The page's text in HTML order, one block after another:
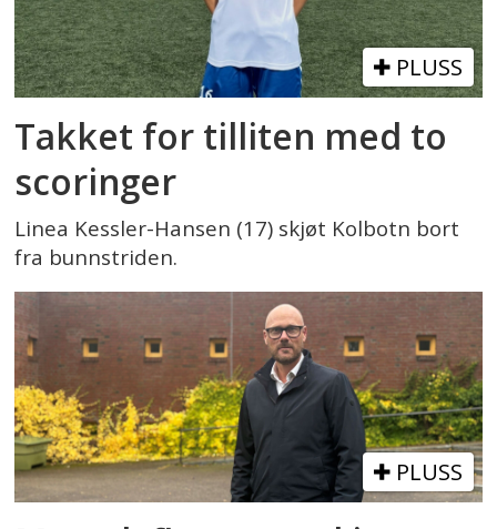
PLUSS
Takket for tilliten med to
scoringer
Linea Kessler-Hansen (17) skjøt Kolbotn bort
fra bunnstriden.
PLUSS